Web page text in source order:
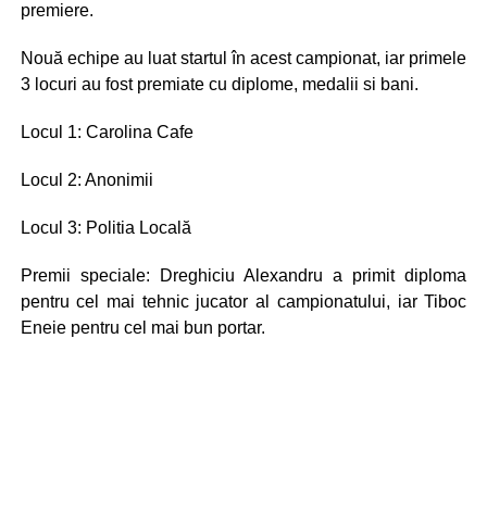
premiere.
Nouă echipe au luat startul în acest campionat, iar primele
3 locuri au fost premiate cu diplome, medalii si bani.
Locul 1: Carolina Cafe
Locul 2: Anonimii
Locul 3: Politia Locală
Premii speciale: Dreghiciu Alexandru a primit diploma
pentru cel mai tehnic jucator al campionatului, iar Tiboc
Eneie pentru cel mai bun portar.